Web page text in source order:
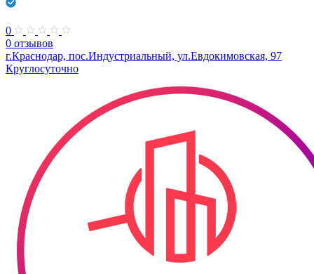
0
0 отзывов
г.Краснодар, пос.Индустриальный, ул.Евдокимовская, 97
Круглосуточно